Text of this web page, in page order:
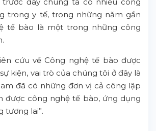
trong y tế, trong những năm gần
tế bào là một trong những công
cứu về Công nghệ tế bào được
kiện, vai trò của chúng tôi ở đây là
đã có những đơn vị cả công lập
được công nghệ tế bào, ứng dụng
tương lai”.